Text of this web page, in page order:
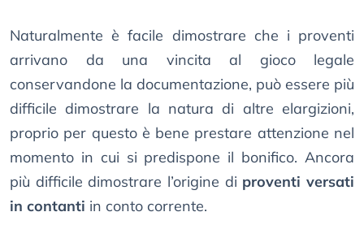
Naturalmente è facile dimostrare che i proventi
arrivano da una vincita al gioco legale
conservandone la documentazione, può essere più
difficile dimostrare la natura di altre elargizioni,
proprio per questo è bene prestare attenzione nel
momento in cui si predispone il bonifico. Ancora
più difficile dimostrare l’origine di proventi versati
in contanti in conto corrente.